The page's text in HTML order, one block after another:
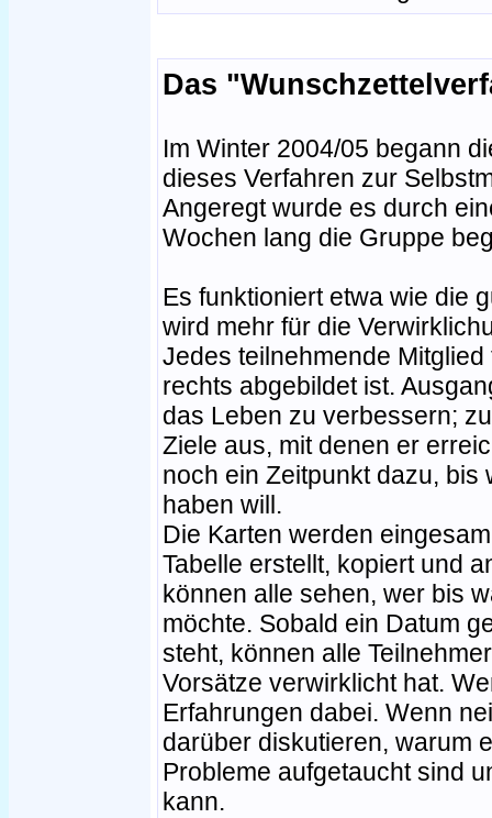
Das
Im Winter 2004/05 begann
dieses Verfahren zur
Angeregt wurde es durch
Wochen lang die Gruppe
Es funktioniert etwa wie die
wird mehr für die
Jedes teilnehmende
rechts abgebildet ist.
das Leben zu verbessern;
Ziele aus, mit denen er
noch ein Zeitpunkt dazu, bis
haben will.
Die Karten werden
Tabelle erstellt, kopiert und
können alle sehen, wer bis
möchte. Sobald ein Datum
steht, können alle
Vorsätze verwirklicht hat.
Erfahrungen dabei. Wenn
darüber diskutieren, warum
Probleme aufgetaucht sind
kann.